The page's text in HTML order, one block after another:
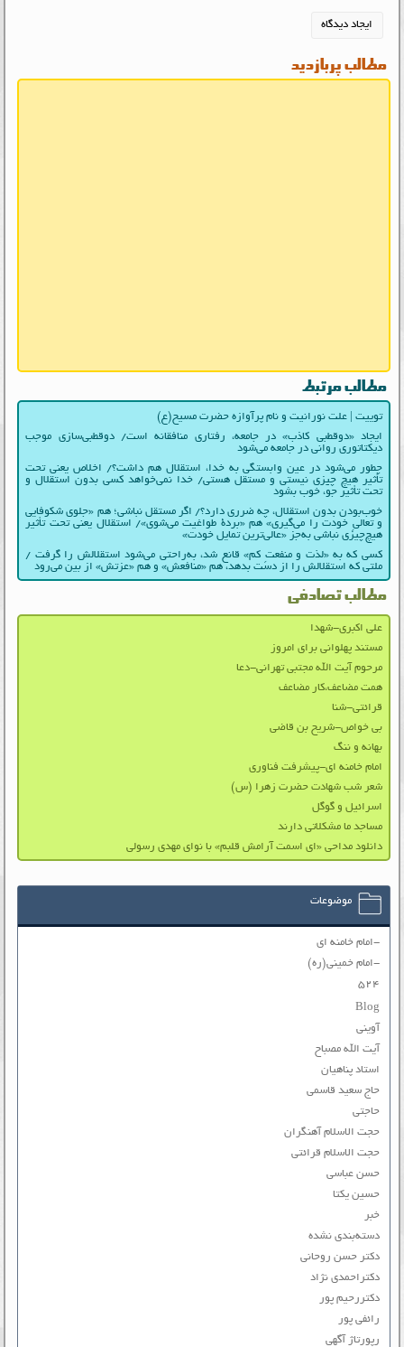
مطالب پربازدید
مطالب مرتبط
توییت | علت نورانیت و نام پرآوازه حضرت مسیح(ع)
ایجاد «دوقطبی کاذب» در جامعه، رفتاری منافقانه است/ دوقطبی‌سازی موجب
دیکتاتوری روانی در جامعه می‌شود
چطور می‌شود در عین وابستگی به خدا، استقلال هم داشت؟/ اخلاص یعنی تحت
تأثیر هیچ چیزی نیستی و مستقل هستی/ خدا نمی‌خواهد کسی بدون استقلال و
تحت تأثیر جوّ، خوب بشود
خوب‌بودن بدون استقلال، چه ضرری دارد؟/ اگر مستقل نباشی؛ هم «جلوی شکوفایی
و تعالیِ خودت را می‌گیری» هم «بردۀ طواغیت می‌شوی»/ استقلال یعنی تحت تأثیر
هیچ‌چیزی نباشی به‌جز «عالی‌ترین تمایل خودت»
کسی که به «لذت و منفعتِ کم» قانع شد، به‌راحتی می‌شود استقلالش را گرفت /
ملتی که استقلالش را از دست بدهد، هم «منافعش» و هم «عزتش» از بین می‌رود
مطالب تصادفی
علی اکبری-شهدا
مستند پهلوانی برای امروز
مرحوم آیت الله مجتبی تهرانی-دعا
همت مضاعف،كار مضاعف
قرائتی-شنا
بی خواص-شریح بن قاضی
بهانه و ننگ
امام خامنه ای-پیشرفت فناوری
شعر شب شهادت حضرت زهرا (س)
اسرائیل و گوگل
مساجد ما مشکلاتی دارند
دانلود مداحی «ای اسمت آرامش قلبم» با نوای مهدی رسولی
موضوعات
-امام خامنه ای
-امام خمینی(ره)
۵۲۴
Blog
آوینی
آیت الله مصباح
استاد پناهیان
حاج سعید قاسمی
حاجتی
حجت الاسلام آهنگران
حجت الاسلام قرائتی
حسن عباسی
حسین یکتا
خبر
دسته‌بندی نشده
دکتر حسن روحانی
دکتراحمدی نژاد
دکتررحیم پور
رائفی پور
رپورتاژ آگهی